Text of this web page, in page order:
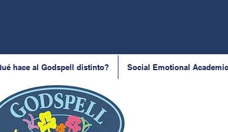
hace al Godspell distinto? Social Emotional